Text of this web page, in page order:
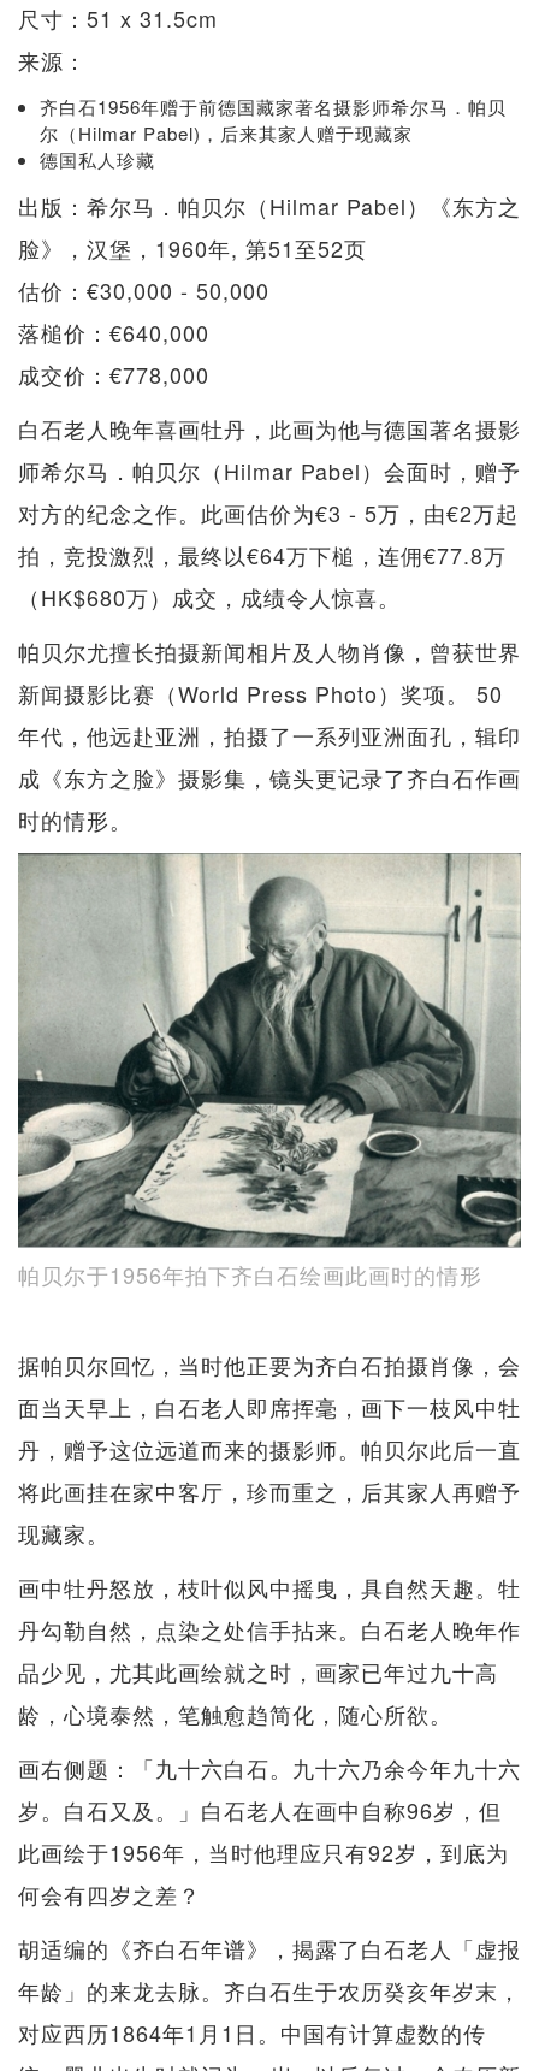
尺寸：51 x 31.5cm
来源：
齐白石1956年赠于前德国藏家著名摄影师希尔马．帕贝
尔（Hilmar Pabel)，后来其家人赠于现藏家
德国私人珍藏
出版：希尔马．帕贝尔（Hilmar Pabel）《东方之
脸》，汉堡，1960年, 第51至52页
估价：€30,000 - 50,000
落槌价：€640,000
成交价：€778,000
白石老人晚年喜画牡丹，此画为他与德国著名摄影
师希尔马．帕贝尔（Hilmar Pabel）会面时，赠予
对方的纪念之作。此画估价为€3 - 5万，由€2万起
拍，竞投激烈，最终以€64万下槌，连佣€77.8万
（HK$680万）成交，成绩令人惊喜。
帕贝尔尤擅长拍摄新闻相片及人物肖像，曾获世界
新闻摄影比赛（World Press Photo）奖项。 50
年代，他远赴亚洲，拍摄了一系列亚洲面孔，辑印
成《东方之脸》摄影集，镜头更记录了齐白石作画
时的情形。
帕贝尔于1956年拍下齐白石绘画此画时的情形
据帕贝尔回忆，当时他正要为齐白石拍摄肖像，会
面当天早上，白石老人即席挥毫，画下一枝风中牡
丹，赠予这位远道而来的摄影师。帕贝尔此后一直
将此画挂在家中客厅，珍而重之，后其家人再赠予
现藏家。
画中牡丹怒放，枝叶似风中摇曳，具自然天趣。牡
丹勾勒自然，点染之处信手拈来。白石老人晚年作
品少见，尤其此画绘就之时，画家已年过九十高
龄，心境泰然，笔触愈趋简化，随心所欲。
画右侧题：「九十六白石。九十六乃余今年九十六
岁。白石又及。」白石老人在画中自称96岁，但
此画绘于1956年，当时他理应只有92岁，到底为
何会有四岁之差？
胡适编的《齐白石年谱》，揭露了白石老人「虚报
年龄」的来龙去脉。齐白石生于农历癸亥年岁末，
对应西历1864年1月1日。中国有计算虚数的传